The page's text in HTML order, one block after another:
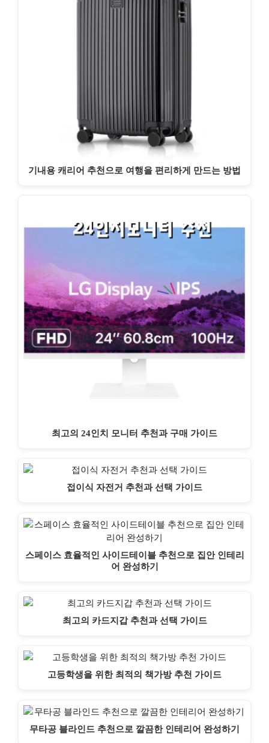
기내용 캐리어 추천으로 여행을 편리하게 만드는 방법
최고의 24인치 모니터 추천과 구매 가이드
접이식 자전거 추천과 선택 가이드
스페이스 효율적인 사이드테이블 추천으로 집안 인테리
어 완성하기
최고의 카드지갑 추천과 선택 가이드
고등학생을 위한 최적의 책가방 추천 가이드
무타공 블라인드 추천으로 깔끔한 인테리어 완성하기